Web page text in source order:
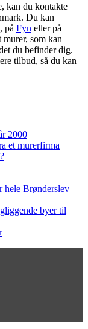
kan du kontakte
Du kan
, på Fyn eller på
som kan
du befinder dig.
tilbud, så du kan
2000
et murerfirma
hele Brønderslev
byer til